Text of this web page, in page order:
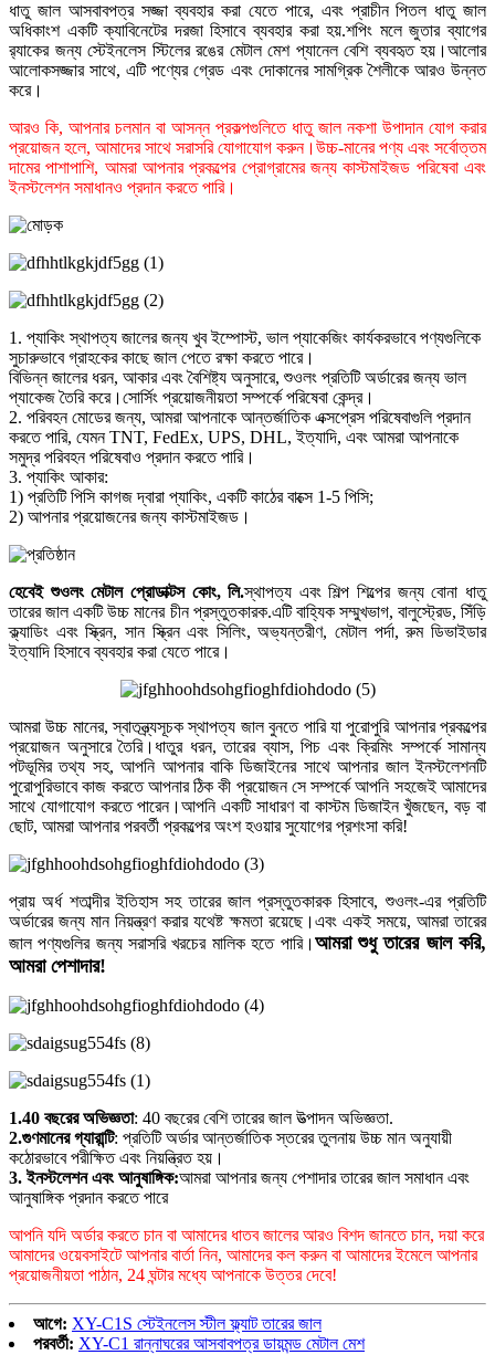
ধাতু জাল আসবাবপত্র সজ্জা ব্যবহার করা যেতে পারে, এবং প্রাচীন পিতল ধাতু জাল
অধিকাংশ একটি ক্যাবিনেটের দরজা হিসাবে ব্যবহার করা হয়.শপিং মলে জুতার ব্যাগের
র‌্যাকের জন্য স্টেইনলেস স্টিলের রঙের মেটাল মেশ প্যানেল বেশি ব্যবহৃত হয়।আলোর
আলোকসজ্জার সাথে, এটি পণ্যের গ্রেড এবং দোকানের সামগ্রিক শৈলীকে আরও উন্নত
করে।
আরও কি, আপনার চলমান বা আসন্ন প্রকল্পগুলিতে ধাতু জাল নকশা উপাদান যোগ করার
প্রয়োজন হলে, আমাদের সাথে সরাসরি যোগাযোগ করুন।উচ্চ-মানের পণ্য এবং সর্বোত্তম
দামের পাশাপাশি, আমরা আপনার প্রকল্পের প্রোগ্রামের জন্য কাস্টমাইজড পরিষেবা এবং
ইনস্টলেশন সমাধানও প্রদান করতে পারি।
1. প্যাকিং স্থাপত্য জালের জন্য খুব ইম্পোস্ট, ভাল প্যাকেজিং কার্যকরভাবে পণ্যগুলিকে
সুচারুভাবে গ্রাহকের কাছে জাল পেতে রক্ষা করতে পারে।
বিভিন্ন জালের ধরন, আকার এবং বৈশিষ্ট্য অনুসারে, শুওলং প্রতিটি অর্ডারের জন্য ভাল
প্যাকেজ তৈরি করে।সোর্সিং প্রয়োজনীয়তা সম্পর্কে পরিষেবা কেন্দ্র।
2. পরিবহন মোডের জন্য, আমরা আপনাকে আন্তর্জাতিক এক্সপ্রেস পরিষেবাগুলি প্রদান
করতে পারি, যেমন TNT, FedEx, UPS, DHL, ইত্যাদি, এবং আমরা আপনাকে
সমুদ্র পরিবহন পরিষেবাও প্রদান করতে পারি।
3. প্যাকিং আকার:
1) প্রতিটি পিসি কাগজ দ্বারা প্যাকিং, একটি কাঠের বাক্সে 1-5 পিসি;
2) আপনার প্রয়োজনের জন্য কাস্টমাইজড।
হেবেই শুওলং মেটাল প্রোডাক্টস কোং, লি.স্থাপত্য এবং শিল্প শিল্পের জন্য বোনা ধাতু
তারের জাল একটি উচ্চ মানের চীন প্রস্তুতকারক.এটি বাহ্যিক সম্মুখভাগ, বালুস্ট্রেড, সিঁড়ি
ক্ল্যাডিং এবং স্ক্রিন, সান স্ক্রিন এবং সিলিং, অভ্যন্তরীণ, মেটাল পর্দা, রুম ডিভাইডার
ইত্যাদি হিসাবে ব্যবহার করা যেতে পারে।
আমরা উচ্চ মানের, স্বাতন্ত্র্যসূচক স্থাপত্য জাল বুনতে পারি যা পুরোপুরি আপনার প্রকল্পের
প্রয়োজন অনুসারে তৈরি।ধাতুর ধরন, তারের ব্যাস, পিচ এবং ক্রিমিং সম্পর্কে সামান্য
পটভূমির তথ্য সহ, আপনি আপনার বাকি ডিজাইনের সাথে আপনার জাল ইনস্টলেশনটি
পুরোপুরিভাবে কাজ করতে আপনার ঠিক কী প্রয়োজন সে সম্পর্কে আপনি সহজেই আমাদের
সাথে যোগাযোগ করতে পারেন।আপনি একটি সাধারণ বা কাস্টম ডিজাইন খুঁজছেন, বড় বা
ছোট, আমরা আপনার পরবর্তী প্রকল্পের অংশ হওয়ার সুযোগের প্রশংসা করি!
প্রায় অর্ধ শতাব্দীর ইতিহাস সহ তারের জাল প্রস্তুতকারক হিসাবে, শুওলং-এর প্রতিটি
অর্ডারের জন্য মান নিয়ন্ত্রণ করার যথেষ্ট ক্ষমতা রয়েছে।এবং একই সময়ে, আমরা তারের
জাল পণ্যগুলির জন্য সরাসরি খরচের মালিক হতে পারি। আমরা শুধু তারের জাল করি,
আমরা পেশাদার!
1.40 বছরের অভিজ্ঞতা: 40 বছরের বেশি তারের জাল উত্পাদন অভিজ্ঞতা.
2.গুণমানের গ্যারান্টি: প্রতিটি অর্ডার আন্তর্জাতিক স্তরের তুলনায় উচ্চ মান অনুযায়ী
কঠোরভাবে পরীক্ষিত এবং নিয়ন্ত্রিত হয়।
3. ইনস্টলেশন এবং আনুষাঙ্গিক:আমরা আপনার জন্য পেশাদার তারের জাল সমাধান এবং
আনুষাঙ্গিক প্রদান করতে পারে
আপনি যদি অর্ডার করতে চান বা আমাদের ধাতব জালের আরও বিশদ জানতে চান, দয়া করে
আমাদের ওয়েবসাইটে আপনার বার্তা নিন, আমাদের কল করুন বা আমাদের ইমেলে আপনার
প্রয়োজনীয়তা পাঠান, 24 ঘন্টার মধ্যে আপনাকে উত্তর দেবে!
আগে: XY-C1S স্টেইনলেস স্টীল ফ্ল্যাট তারের জাল
পরবর্তী: XY-C1 রান্নাঘরের আসবাবপত্র ডায়মন্ড মেটাল মেশ